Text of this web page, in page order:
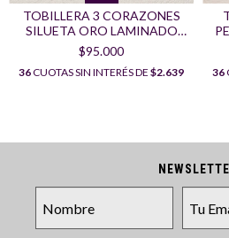
TOBILLERA 3 CORAZONES
SILUETA ORO LAMINADO
18K
$95.000
36CUOTAS SIN INTERÉS DE $2.639 36